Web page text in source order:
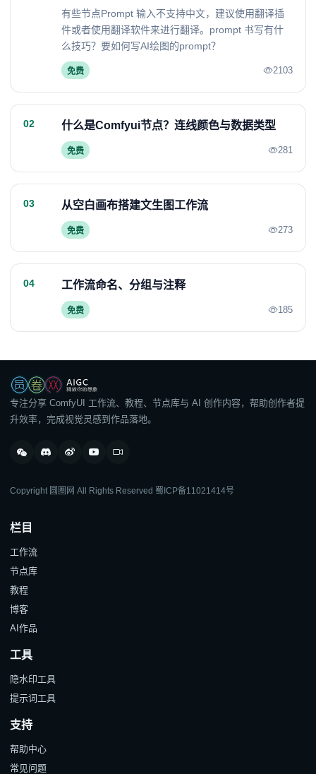
有些节点Prompt 输入不支持中文，建议使用翻译插
件或者使用翻译软件来进行翻译。prompt 书写有什
么技巧？要如何写AI绘图的prompt？
免费 2103
02 什么是Comfyui节点？连线颜色与数据类型
免费 281
03 从空白画布搭建文生图工作流
免费 273
04 工作流命名、分组与注释
免费 185
专注分享 ComfyUI 工作流、教程、节点库与 AI 创作内容，帮助创作者提
升效率，完成视觉灵感到作品落地。
Copyright 圆圈网 All Rights Reserved 蜀ICP备11021414号
栏目
工作流
节点库
教程
博客
AI作品
工具
隐水印工具
提示词工具
支持
帮助中心
常见问题